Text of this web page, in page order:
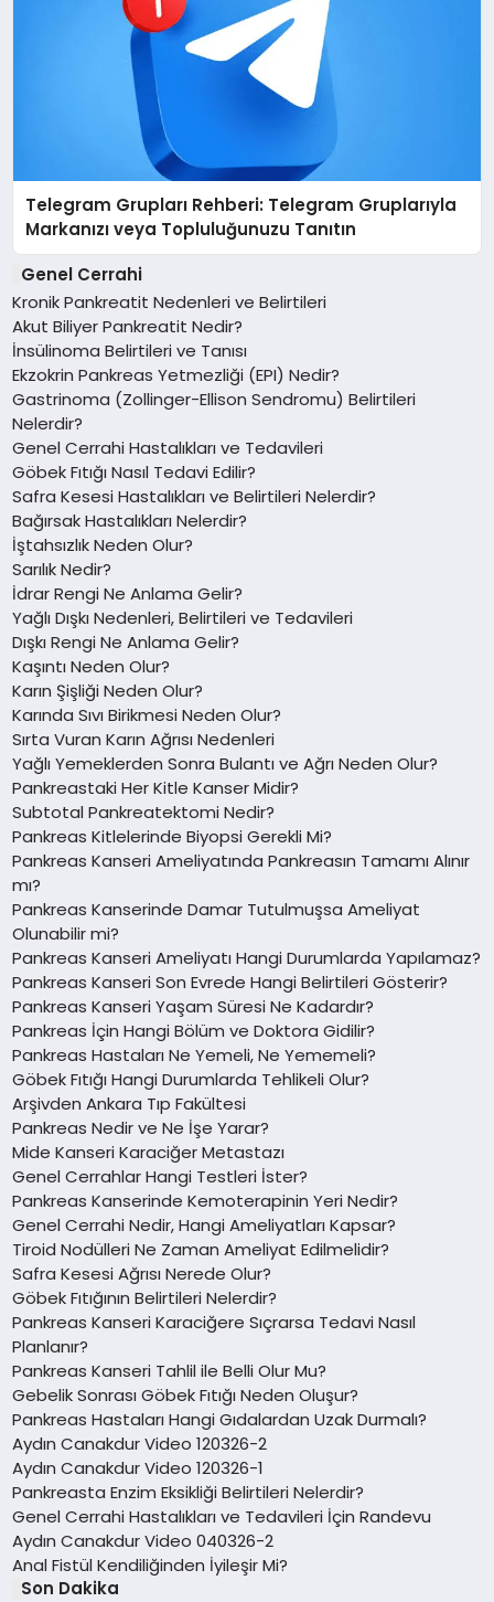
Telegram Grupları Rehberi: Telegram Gruplarıyla
Markanızı veya Topluluğunuzu Tanıtın
Genel Cerrahi
Kronik Pankreatit Nedenleri ve Belirtileri
Akut Biliyer Pankreatit Nedir?
İnsülinoma Belirtileri ve Tanısı
Ekzokrin Pankreas Yetmezliği (EPI) Nedir?
Gastrinoma (Zollinger-Ellison Sendromu) Belirtileri
Nelerdir?
Genel Cerrahi Hastalıkları ve Tedavileri
Göbek Fıtığı Nasıl Tedavi Edilir?
Safra Kesesi Hastalıkları ve Belirtileri Nelerdir?
Bağırsak Hastalıkları Nelerdir?
İştahsızlık Neden Olur?
Sarılık Nedir?
İdrar Rengi Ne Anlama Gelir?
Yağlı Dışkı Nedenleri, Belirtileri ve Tedavileri
Dışkı Rengi Ne Anlama Gelir?
Kaşıntı Neden Olur?
Karın Şişliği Neden Olur?
Karında Sıvı Birikmesi Neden Olur?
Sırta Vuran Karın Ağrısı Nedenleri
Yağlı Yemeklerden Sonra Bulantı ve Ağrı Neden Olur?
Pankreastaki Her Kitle Kanser Midir?
Subtotal Pankreatektomi Nedir?
Pankreas Kitlelerinde Biyopsi Gerekli Mi?
Pankreas Kanseri Ameliyatında Pankreasın Tamamı Alınır
mı?
Pankreas Kanserinde Damar Tutulmuşsa Ameliyat
Olunabilir mi?
Pankreas Kanseri Ameliyatı Hangi Durumlarda Yapılamaz?
Pankreas Kanseri Son Evrede Hangi Belirtileri Gösterir?
Pankreas Kanseri Yaşam Süresi Ne Kadardır?
Pankreas İçin Hangi Bölüm ve Doktora Gidilir?
Pankreas Hastaları Ne Yemeli, Ne Yememeli?
Göbek Fıtığı Hangi Durumlarda Tehlikeli Olur?
Arşivden Ankara Tıp Fakültesi
Pankreas Nedir ve Ne İşe Yarar?
Mide Kanseri Karaciğer Metastazı
Genel Cerrahlar Hangi Testleri İster?
Pankreas Kanserinde Kemoterapinin Yeri Nedir?
Genel Cerrahi Nedir, Hangi Ameliyatları Kapsar?
Tiroid Nodülleri Ne Zaman Ameliyat Edilmelidir?
Safra Kesesi Ağrısı Nerede Olur?
Göbek Fıtığının Belirtileri Nelerdir?
Pankreas Kanseri Karaciğere Sıçrarsa Tedavi Nasıl
Planlanır?
Pankreas Kanseri Tahlil ile Belli Olur Mu?
Gebelik Sonrası Göbek Fıtığı Neden Oluşur?
Pankreas Hastaları Hangi Gıdalardan Uzak Durmalı?
Aydın Canakdur Video 120326-2
Aydın Canakdur Video 120326-1
Pankreasta Enzim Eksikliği Belirtileri Nelerdir?
Genel Cerrahi Hastalıkları ve Tedavileri İçin Randevu
Aydın Canakdur Video 040326-2
Anal Fistül Kendiliğinden İyileşir Mi?
Son Dakika